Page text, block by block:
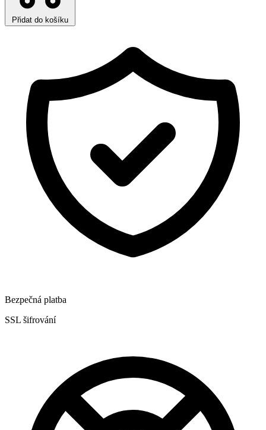
Přidat do košíku
Bezpečná platba
SSL šifrování